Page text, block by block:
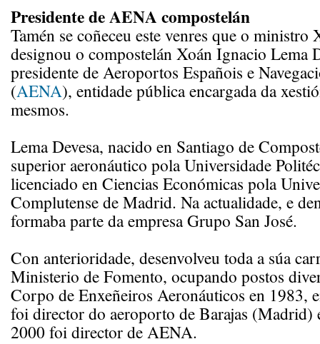
Presidente de AENA compostelán
Tamén se coñeceu este venres que o ministro
designou o compostelán Xoán Ignacio Lema
presidente de Aeroportos Españois e
(AENA), entidade pública encargada da
mesmos.
Lema Devesa, nacido en Santiago de
superior aeronáutico pola Universidade
licenciado en Ciencias Económicas pola
Complutense de Madrid. Na actualidade, e
formaba parte da empresa Grupo San José.
Con anterioridade, desenvolveu toda a súa
Ministerio de Fomento, ocupando postos
Corpo de Enxeñeiros Aeronáuticos en 1983,
foi director do aeroporto de Barajas (Madrid)
2000 foi director de AENA.